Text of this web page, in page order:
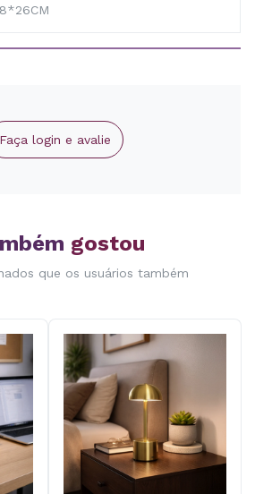
Faça login e avalie
gostou
que os usuários também